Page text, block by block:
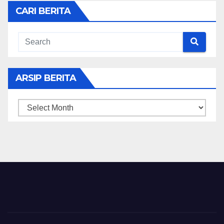
CARI BERITA
ARSIP BERITA
ARSIP